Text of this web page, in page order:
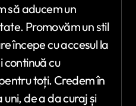
să aducem un
Promovăm un stil
începe cu accesul la
continuă cu
toți. Credem în
de a da curaj și